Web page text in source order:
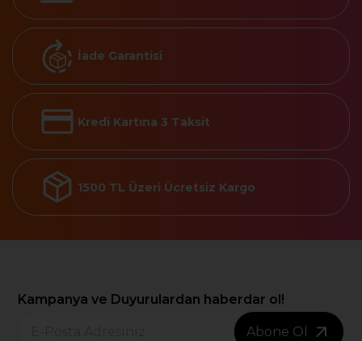
İade Garantisi
Kredi Kartına 3 Taksit
1500 TL Üzeri Ücretsiz Kargo
Kampanya ve Duyurulardan haberdar ol!
Abone Ol